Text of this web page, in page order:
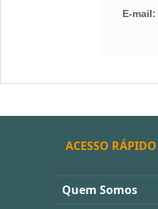
E-mail:
ACESSO RÁPIDO
Quem Somos